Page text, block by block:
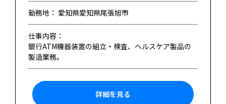
勤務地： 愛知県愛知県尾張旭市
仕事内容：
銀行ATM機器装置の組立・検査、ヘルスケア製品の
製造業務。
詳細を見る